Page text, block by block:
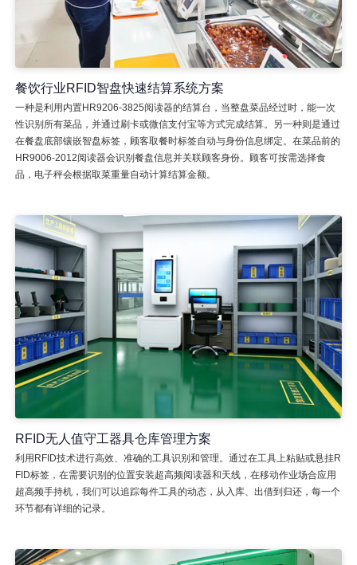
餐饮行业RFID智盘快速结算系统方案
一种是利用内置HR9206-3825阅读器的结算台，当整盘菜品经过时，能一次
性识别所有菜品，并通过刷卡或微信支付宝等方式完成结算。另一种则是通过
在餐盘底部镶嵌智盘标签，顾客取餐时标签自动与身份信息绑定。在菜品前的
HR9006-2012阅读器会识别餐盘信息并关联顾客身份。顾客可按需选择食
品，电子秤会根据取菜重量自动计算结算金额。
RFID无人值守工器具仓库管理方案
利用RFID技术进行高效、准确的工具识别和管理。通过在工具上粘贴或悬挂R
FID标签，在需要识别的位置安装超高频阅读器和天线，在移动作业场合应用
超高频手持机，我们可以追踪每件工具的动态，从入库、出借到归还，每一个
环节都有详细的记录。